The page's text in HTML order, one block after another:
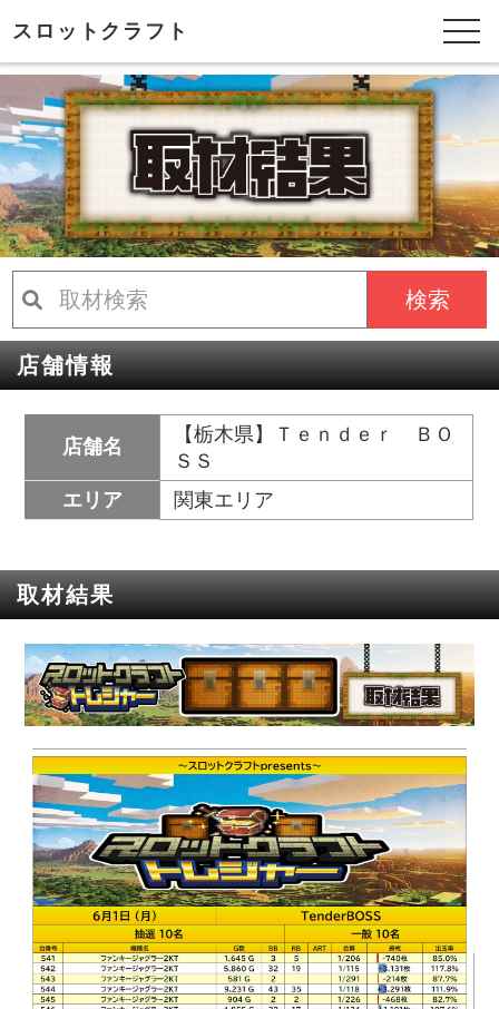
スロットクラフト
検索
店舗情報
店舗名
【栃木県】Ｔｅｎｄｅｒ ＢＯ
ＳＳ
エリア
関東エリア
取材結果